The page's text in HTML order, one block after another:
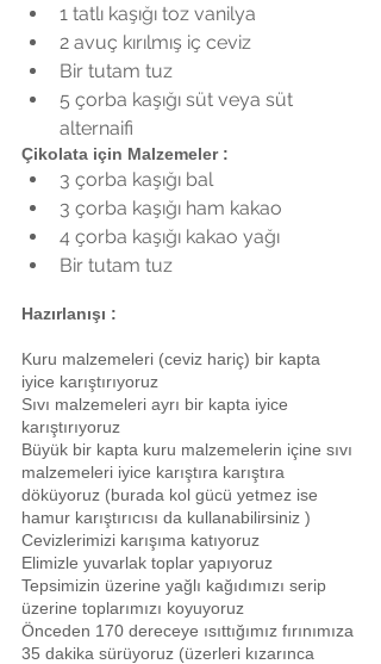
1 tatlı kaşığı toz vanilya
2 avuç kırılmış iç ceviz
Bir tutam tuz
5 çorba kaşığı süt veya süt
alternaifi
Çikolata için Malzemeler :
3 çorba kaşığı bal
3 çorba kaşığı ham kakao
4 çorba kaşığı kakao yağı
Bir tutam tuz
Hazırlanışı :
Kuru malzemeleri (ceviz hariç) bir kapta
iyice karıştırıyoruz
Sıvı malzemeleri ayrı bir kapta iyice
karıştırıyoruz
Büyük bir kapta kuru malzemelerin içine sıvı
malzemeleri iyice karıştıra karıştıra
döküyoruz (burada kol gücü yetmez ise
hamur karıştırıcısı da kullanabilirsiniz )
Cevizlerimizi karışıma katıyoruz
Elimizle yuvarlak toplar yapıyoruz
Tepsimizin üzerine yağlı kağıdımızı serip
üzerine toplarımızı koyuyoruz
Önceden 170 dereceye ısıttığımız fırınımıza
35 dakika sürüyoruz (üzerleri kızarınca